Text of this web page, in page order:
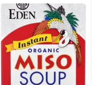
era:
R$146,48.R$131,78.